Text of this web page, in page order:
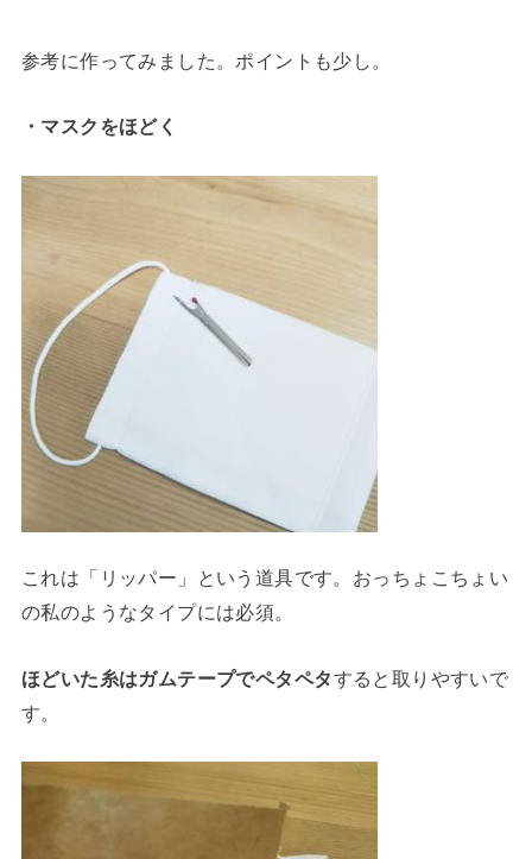
参考に作ってみました。ポイントも少し。
・マスクをほどく
これは「リッパー」という道具です。おっちょこちょい
の私のようなタイプには必須。
ほどいた糸はガムテープでペタペタすると取りやすいで
す。